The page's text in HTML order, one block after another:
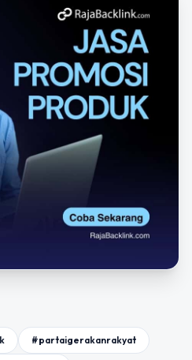
#partaigerakanrakyat